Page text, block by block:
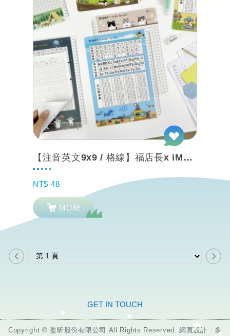
【注音英文9x9 / 格線】福店長x iMAT無毒彩色墊板A4 學習/作圖
NT$ 48
GET IN TOUCH
Copyright © 盈昕股份有限公司 All Rights Reserved. 網頁設計 : 多